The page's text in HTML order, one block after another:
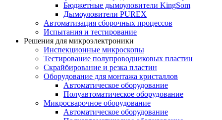
Бюджетные дымоуловители KingSom
Дымоуловители PUREX
Автоматизация сборочных процессов
Испытания и тестирование
Решения для микроэлектроники
Инспекционные микроскопы
Тестирование полупроводниковых пластин
Скрайбирование и резка пластин
Оборудование для монтажа кристаллов
Автоматическое оборудование
Полуавтоматическое оборудование
Микросварочное оборудование
Автоматическое оборудование